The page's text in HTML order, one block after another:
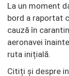
La un moment
bord a raportat
cauză în
aeronavei
ruta inițială.
Citiți și despre